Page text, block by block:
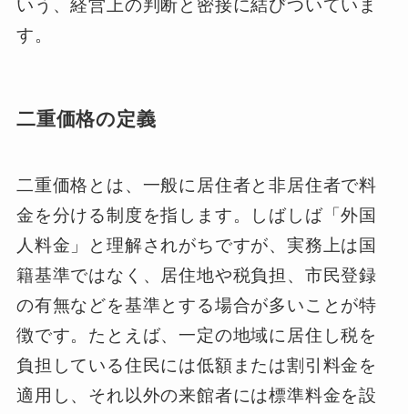
いう、経営上の判断と密接に結びついていま
す。
二重価格の定義
二重価格とは、一般に居住者と非居住者で料
金を分ける制度を指します。しばしば「外国
人料金」と理解されがちですが、実務上は国
籍基準ではなく、居住地や税負担、市民登録
の有無などを基準とする場合が多いことが特
徴です。たとえば、一定の地域に居住し税を
負担している住民には低額または割引料金を
適用し、それ以外の来館者には標準料金を設